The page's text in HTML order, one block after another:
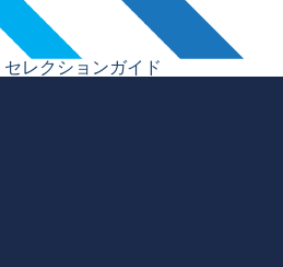
セレクションガイド